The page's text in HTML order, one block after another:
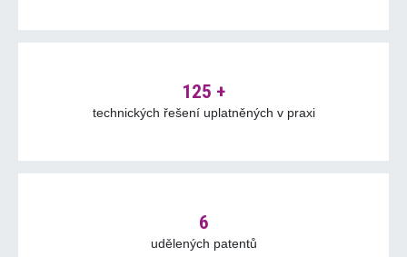
125 +
technických řešení uplatněných v praxi
6
udělených patentů